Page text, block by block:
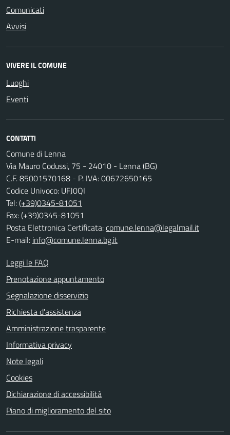
Comunicati
Avvisi
VIVERE IL COMUNE
Luoghi
Eventi
CONTATTI
Comune di Lenna
Via Mauro Codussi, 75 - 24010 - Lenna (BG)
C.F. 85001570168 - P. IVA: 00672650165
Codice Univoco: UFJ0QI
Tel:(+39)0345-81051
Fax: (+39)0345-81051
Posta Elettronica Certificata:comune.lenna@legalmail.it
E-mail: info@comune.lenna.bg.it
Leggi le FAQ
Prenotazione appuntamento
Segnalazione disservizio
Richiesta d'assistenza
Amministrazione trasparente
Informativa privacy
Note legali
Cookies
Dichiarazione di accessibilità
Piano di miglioramento del sito